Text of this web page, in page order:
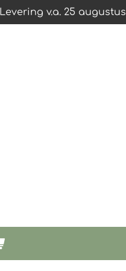
Levering v.a. 25 augustus